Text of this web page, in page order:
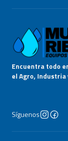
Encuentra todo
el Agro, Industria
Síguenos